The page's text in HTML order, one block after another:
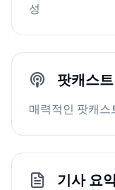
성
팟캐스
매력적인 팟캐스
기사 요